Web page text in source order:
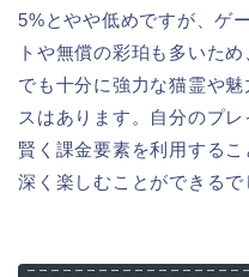
5%とやや低めですが、ゲ
トや無償の彩珀も多いた
でも十分に強力な猫霊や
スはあります。自分のプ
賢く課金要素を利用する
深く楽しむことができるで